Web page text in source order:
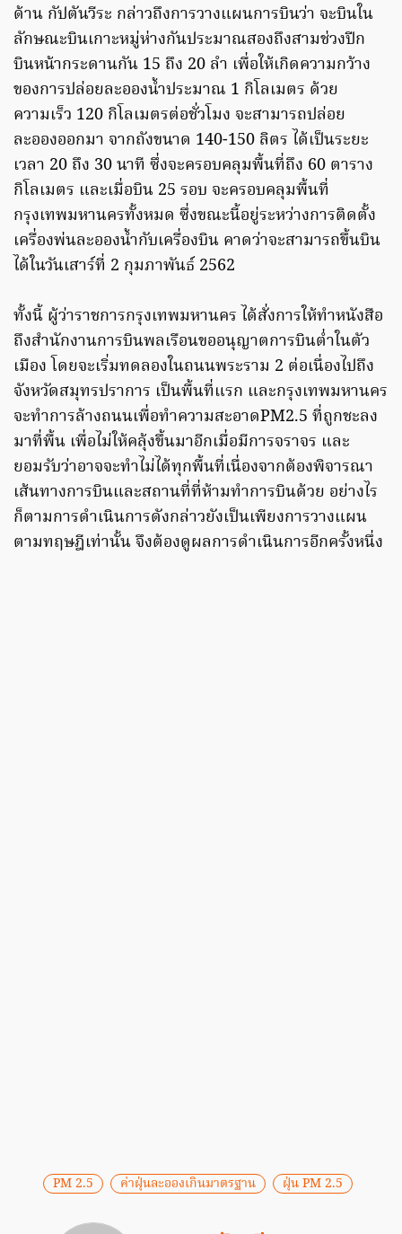
ด้าน กัปตันวีระ กล่าวถึงการวางแผนการบินว่า จะบินใน
ลักษณะบินเกาะหมู่ห่างกันประมาณสองถึงสามช่วงปีก
บินหน้ากระดานกัน 15 ถึง 20 ลำ เพื่อให้เกิดความกว้าง
ของการปล่อยละอองน้ำประมาณ 1 กิโลเมตร ด้วย
ความเร็ว 120 กิโลเมตรต่อชั่วโมง จะสามารถปล่อย
ละอองออกมา จากถังขนาด 140-150 ลิตร ได้เป็นระยะ
เวลา 20 ถึง 30 นาที ซึ่งจะครอบคลุมพื้นที่ถึง 60 ตาราง
กิโลเมตร และเมื่อบิน 25 รอบ จะครอบคลุมพื้นที่
กรุงเทพมหานครทั้งหมด ซึ่งขณะนี้อยู่ระหว่างการติดตั้ง
เครื่องพ่นละอองน้ำกับเครื่องบิน คาดว่าจะสามารถขึ้นบิน
ได้ในวันเสาร์ที่ 2 กุมภาพันธ์ 2562
ทั้งนี้ ผู้ว่าราชการกรุงเทพมหานคร ได้สั่งการให้ทำหนังสือ
ถึงสำนักงานการบินพลเรือนขออนุญาตการบินต่ำในตัว
เมือง โดยจะเริ่มทดลองในถนนพระราม 2 ต่อเนื่องไปถึง
จังหวัดสมุทรปราการ เป็นพื้นที่แรก และกรุงเทพมหานคร
จะทำการล้างถนนเพื่อทำความสะอาดPM2.5 ที่ถูกชะลง
มาที่พื้น เพื่อไม่ให้คลุ้งขึ้นมาอีกเมื่อมีการจราจร และ
ยอมรับว่าอาจจะทำไม่ได้ทุกพื้นที่เนื่องจากต้องพิจารณา
เส้นทางการบินและสถานที่ที่ห้ามทำการบินด้วย อย่างไร
ก็ตามการดำเนินการดังกล่าวยังเป็นเพียงการวางแผน
ตามทฤษฎีเท่านั้น จึงต้องดูผลการดำเนินการอีกครั้งหนึ่ง
PM 2.5 ค่าฝุ่นละอองเกินมาตรฐาน ฝุ่น PM 2.5